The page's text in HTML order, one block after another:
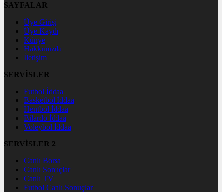
SAYFALAR
Üye Girişi
Üye Kaydı
Künye
Hakkımızda
İletişim
SERVİSLER
Futbol İddaa
Basketbol İddaa
Hentbol İddaa
Bilardo İddaa
Voleybol İddaa
SERVİSLER 2
Canlı Borsa
Canlı Sonuçlar
Canlı TV
Futbol Canlı Sonuçlar